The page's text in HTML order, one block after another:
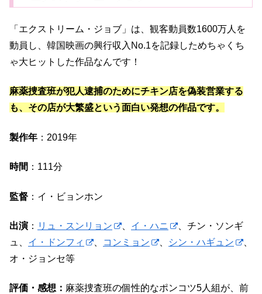
「エクストリーム・ジョブ」は、観客動員数1600万人を
動員し、韓国映画の興行収入No.1を記録しためちゃくち
ゃ大ヒットした作品なんです！
麻薬捜査班が犯人逮捕のためにチキン店を偽装営業する
も、その店が大繁盛という面白い発想の作品です。
製作年 ：2019年
時間 ：111分
監督 ：イ・ビョンホン
出演 ： リュ・スンリョン イ・ハニ
、チン・ソンギ
ュ、 イ・ドンフィ コンミョン シン・ハギュン
オ・ジョンセ等
評価・感想： 麻薬捜査班の個性的なポンコツ5人組が、前